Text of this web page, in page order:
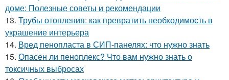
доме: Полезные советы и рекомендации
13. Трубы отопления: как превратить необходимость в
украшение интерьера
14. Вред пенопласта в СИП-панелях: что нужно знать
15. Опасен ли пеноплекс? Что вам нужно знать о
токсичных выбросах